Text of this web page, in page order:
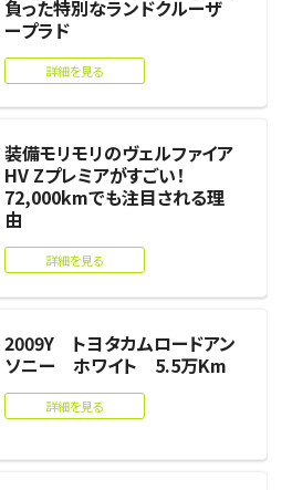
負った特別なランドクルーザ
ープラド
詳細を見る
装備モリモリのヴェルファイア
HV Zプレミアがすごい！
72,000kmでも注目される理
由
詳細を見る
2009Y トヨタカムロードアン
ソニー ホワイト 5.5万Km
詳細を見る